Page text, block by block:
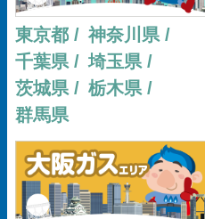
東京都 / 神奈川県 /
千葉県 / 埼玉県 /
茨城県 / 栃木県 /
群馬県